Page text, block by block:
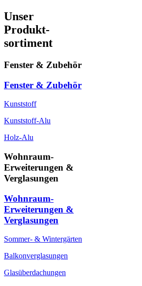
Unser
Produkt-
sortiment
Fenster & Zubehör
Fenster & Zubehör
Kunststoff
Kunststoff-Alu
Holz-Alu
Wohnraum-
Erweiterungen &
Verglasungen
Wohnraum-
Erweiterungen &
Verglasungen
Sommer- & Wintergärten
Balkonverglasungen
Glasüberdachungen